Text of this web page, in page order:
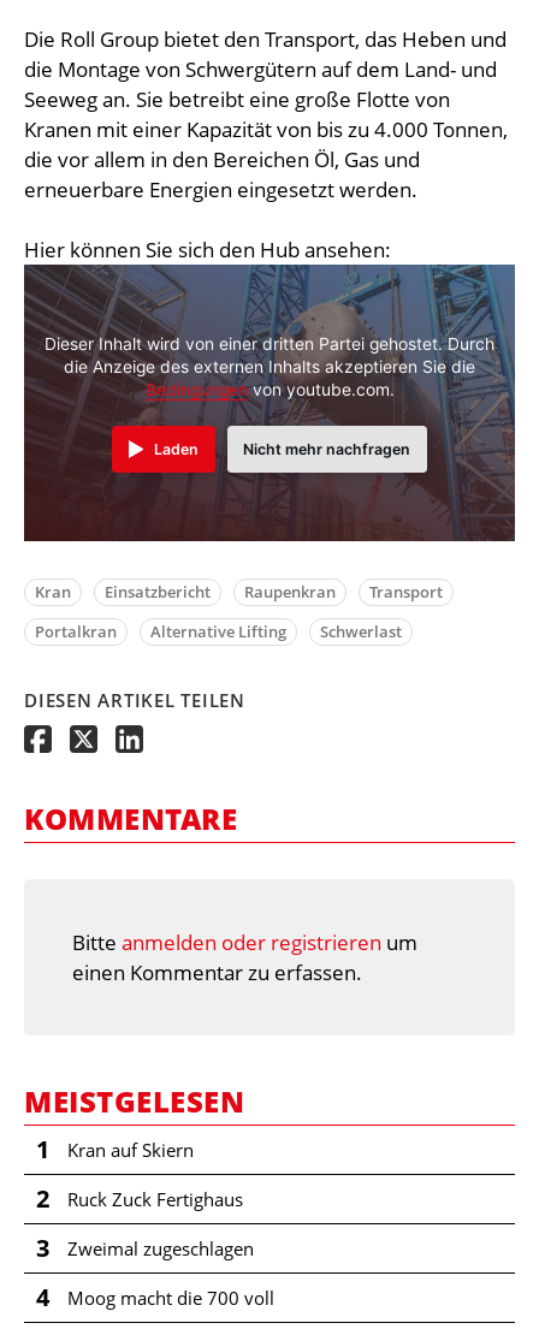
Die Roll Group bietet den Transport, das Heben und
die Montage von Schwergütern auf dem Land- und
Seeweg an. Sie betreibt eine große Flotte von
Kranen mit einer Kapazität von bis zu 4.000 Tonnen,
die vor allem in den Bereichen Öl, Gas und
erneuerbare Energien eingesetzt werden.
Hier können Sie sich den Hub ansehen:
Dieser Inhalt wird von einer dritten Partei gehostet. Durch
die Anzeige des externen Inhalts akzeptieren Sie die
Bedingungenvon youtube.com.
Laden Nicht mehr nachfragen
Kran Einsatzbericht Raupenkran
Transport
Portalkran
Alternative Lifting Schwerlast
DIESEN ARTIKEL TEILEN
KOMMENTARE
Bitte anmelden oder registrieren um
einen Kommentar zu erfassen.
MEISTGELESEN
1 Kran auf Skiern
2 Ruck Zuck Fertighaus
3 Zweimal zugeschlagen
4 Moog macht die 700 voll